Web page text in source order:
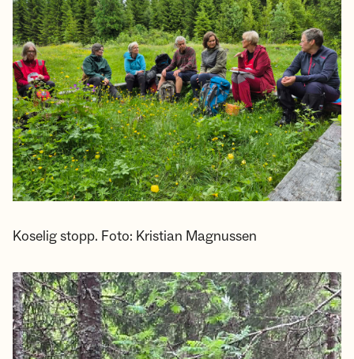
Koselig stopp. Foto: Kristian Magnussen